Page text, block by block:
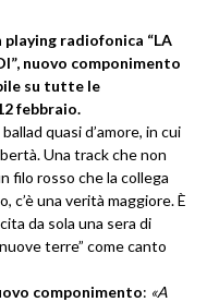
radiofonica “LA
nuovo componimento
su tutte le
febbraio.
quasi d’amore, in cui
Una track che non
filo rosso che la collega
c’è una verità maggiore. È
da sola una sera di
terre” come canto
componimento: «A